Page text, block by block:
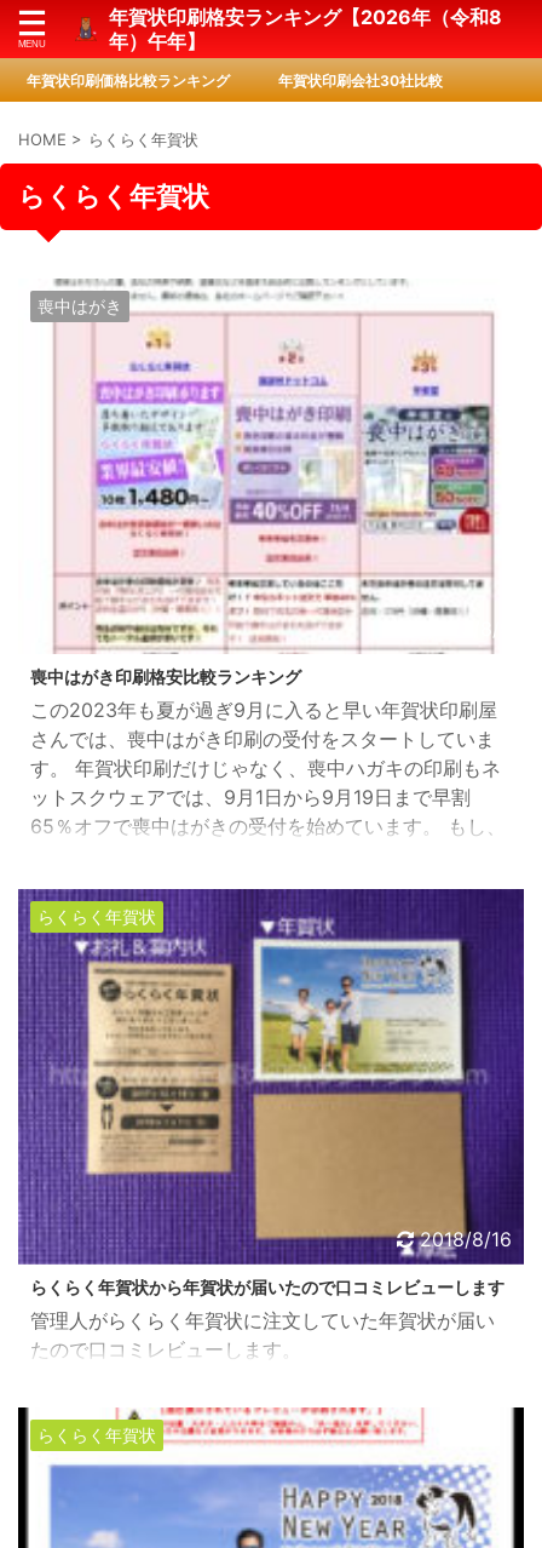
年賀状印刷格安ランキング【2026年（令和8
年）午年】
年賀状印刷価格比較ランキング 年賀状印刷会社30社比較
HOME > らくらく年賀状
らくらく年賀状
喪中はがき
2023/8/9
喪中はがき印刷格安比較ランキング
この2023年も夏が過ぎ9月に入ると早い年賀状印刷屋
さんでは、喪中はがき印刷の受付をスタートしていま
す。 年賀状印刷だけじゃなく、喪中ハガキの印刷もネ
ットスクウェアでは、9月1日から9月19日まで早割
65％オフで喪中はがきの受付を始めています。 もし、
まれると超お得に激安でオーダーできます。 また、喪
中はがきを出す時期は、相手が年賀状を書く前の10月
～12月上旬に届くように送りましょう。 喪中はがき印
刷の選び方と安さの秘訣 喪中はがき印刷の選び方に
は、価格だ ...
らくらく年賀状
2018/8/16
らくらく年賀状から年賀状が届いたので口コミレビューします
管理人がらくらく年賀状に注文していた年賀状が届い
たので口コミレビューします。
らくらく年賀状